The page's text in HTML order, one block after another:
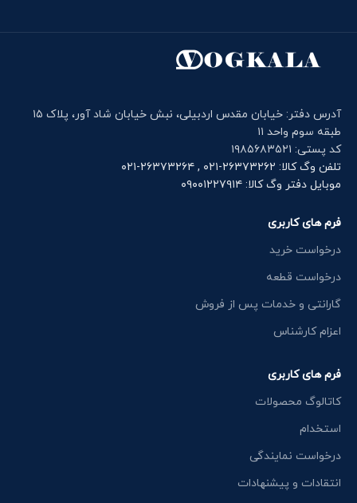
آدرس دفتر: خیابان مقدس اردبیلی، نبش خیابان شاد آور، پلاک ۱۵
طبقه سوم واحد ۱۱
کد پستی: ۱۹۸۵۶۸۳۵۲۱
تلفن وگ کالا: ۲۶۳۷۳۲۶۲-۰۲۱ , ۲۶۳۷۳۲۶۴-۰۲۱
موبایل دفتر وگ کالا: ۰۹۰۰۱۲۲۷۹۱۴
فرم های کاربری
درخواست خرید
درخواست قطعه
گارانتی و خدمات پس از فروش
اعزام کارشناس
فرم های کاربری
کاتالوگ محصولات
استخدام
درخواست نمایندگی
انتقادات و پیشنهادات